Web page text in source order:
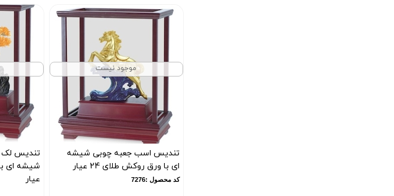
موجود نیست
تندیس اسب جعبه چوبی شیشه
ای با ورق روکش طلای 24 عیار
کد محصول :7276
تندیس لک
عیار